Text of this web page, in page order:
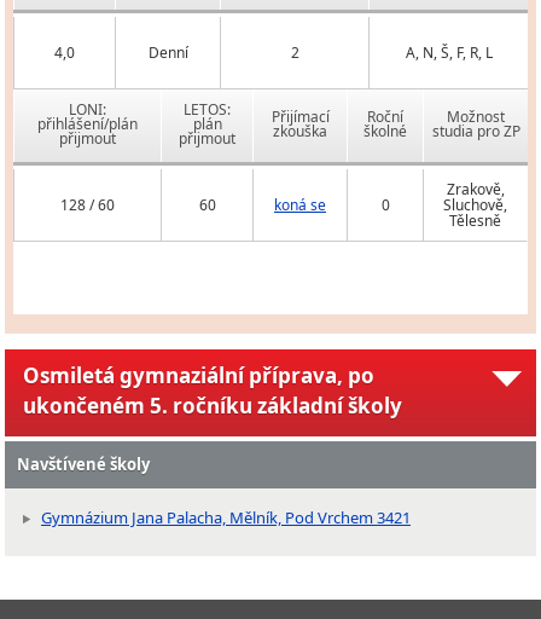
4,0 Denní 2 A, N, Š, F, R, L
LONI:
přihlášení/plán
přijmout
LETOS:
plán
přijmout
Přijímací
zkouška
Roční
školné
Možnost
studia pro ZP
128 / 60 60 koná se 0
Zrakově,
Sluchově,
Tělesně
Osmiletá gymnaziální příprava, po
ukončeném 5. ročníku základní školy
Navštívené školy
Gymnázium Jana Palacha, Mělník, Pod Vrchem 3421